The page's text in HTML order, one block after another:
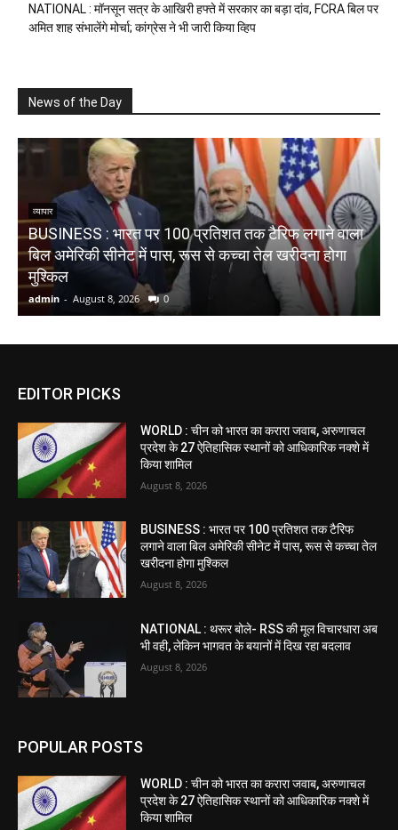
NATIONAL : मॉनसून सत्र के आखिरी हफ्ते में सरकार का बड़ा दांव, FCRA बिल पर
अमित शाह संभालेंगे मोर्चा; कांग्रेस ने भी जारी किया व्हिप
News of the Day
व्यापार
BUSINESS : भारत पर 100 प्रतिशत तक टैरिफ लगाने वाला
बिल अमेरिकी सीनेट में पास, रूस से कच्चा तेल खरीदना होगा
मुश्किल
admin - August 8, 2026 0
EDITOR PICKS
WORLD : चीन को भारत का करारा जवाब, अरुणाचल
प्रदेश के 27 ऐतिहासिक स्थानों को आधिकारिक नक्शे में
किया शामिल
August 8, 2026
BUSINESS : भारत पर 100 प्रतिशत तक टैरिफ
लगाने वाला बिल अमेरिकी सीनेट में पास, रूस से कच्चा तेल
खरीदना होगा मुश्किल
August 8, 2026
NATIONAL : थरूर बोले- RSS की मूल विचारधारा अब
भी वही, लेकिन भागवत के बयानों में दिख रहा बदलाव
August 8, 2026
POPULAR POSTS
WORLD : चीन को भारत का करारा जवाब, अरुणाचल
प्रदेश के 27 ऐतिहासिक स्थानों को आधिकारिक नक्शे में
किया शामिल